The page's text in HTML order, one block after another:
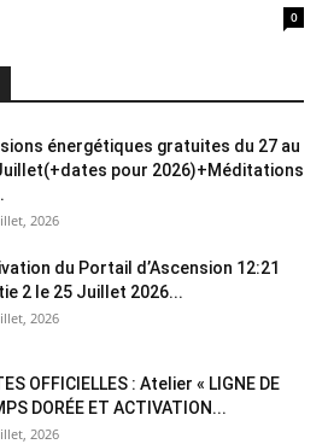
0
énergétiques gratuites du 27 au
pour 2026)+Méditations
2026
du Portail d’Ascension 12:21
2 le 25 Juillet 2026...
2026
OFFICIELLES : Atelier « LIGNE DE
DORÉE ET ACTIVATION...
2026